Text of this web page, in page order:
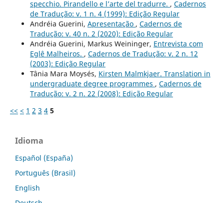
specchio. Pirandello e l’arte del tradurre. , Cadernos
de Tradução: v. 1 n. 4 (1999): Edição Regular
Andréia Guerini, Apresentação , Cadernos de
Tradução: v. 40 n. 2 (2020): Edição Regular
Andréia Guerini, Markus Weininger, Entrevista com
Eglê Malheiros. , Cadernos de Tradução: v. 2 n. 12
(2003): Edição Regular
Tânia Mara Moysés, Kirsten Malmkjaer. Translation in
undergraduate degree programmes , Cadernos de
Tradução: v. 2 n. 22 (2008): Edição Regular
<< < 1 2 3 4 5
Idioma
Español (España)
Português (Brasil)
English